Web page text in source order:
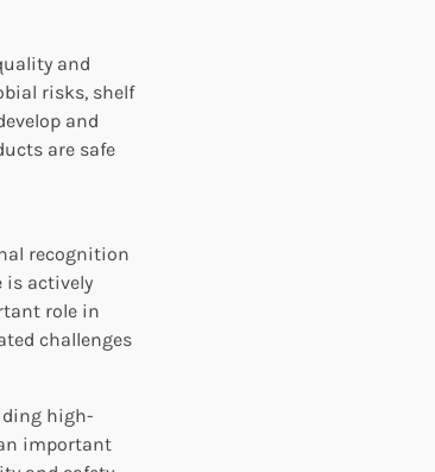
and
risks, shelf
and
are safe
recognition
is actively
role in
challenges
high-
important